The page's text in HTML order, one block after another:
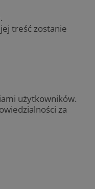
treść zostanie
użytkowników.
za